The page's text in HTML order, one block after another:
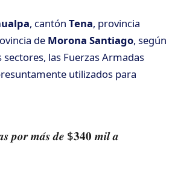
, cantón Tena, provincia
de Morona Santiago, según
las Fuerzas Armadas
utilizados para
𝒑𝒐𝒓 𝒎𝒂́𝒔 𝒅𝒆 $𝟑𝟒𝟎 𝒎𝒊𝒍 𝒂